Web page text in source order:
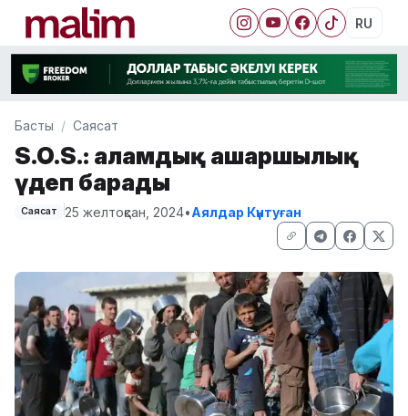
RU
Басты Саясат
S.O.S.: ғаламдық ашаршылық
үдеп барады
Саясат 25 желтоқсан, 2024•Аялдар Күнтуған